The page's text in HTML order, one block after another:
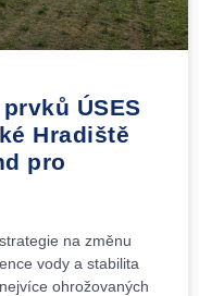
ÚSES
Hradiště
pro
na změnu
vody a stabilita
ohrožovaných